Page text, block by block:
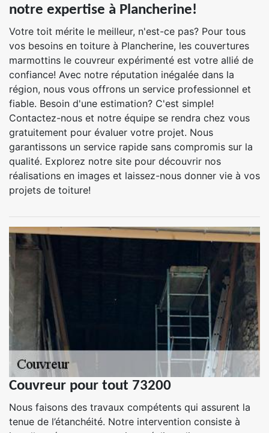
notre expertise à Plancherine!
Votre toit mérite le meilleur, n'est-ce pas? Pour tous
vos besoins en toiture à Plancherine, les couvertures
marmottins le couvreur expérimenté est votre allié de
confiance! Avec notre réputation inégalée dans la
région, nous vous offrons un service professionnel et
fiable. Besoin d'une estimation? C'est simple!
Contactez-nous et notre équipe se rendra chez vous
gratuitement pour évaluer votre projet. Nous
garantissons un service rapide sans compromis sur la
qualité. Explorez notre site pour découvrir nos
réalisations en images et laissez-nous donner vie à vos
projets de toiture!
Couvreur pour tout 73200
Nous faisons des travaux compétents qui assurent la
tenue de l’étanchéité. Notre intervention consiste à